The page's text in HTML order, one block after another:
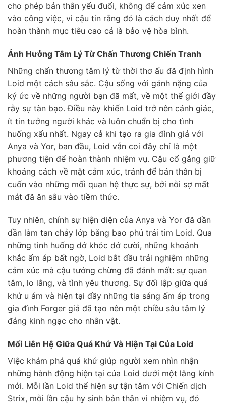
cho phép bản thân yếu đuối, không để cảm xúc xen
vào công việc, vì cậu tin rằng đó là cách duy nhất để
hoàn thành mục tiêu cao cả là bảo vệ hòa bình.
Ảnh Hưởng Tâm Lý Từ Chấn Thương Chiến Tranh
Những chấn thương tâm lý từ thời thơ ấu đã định hình
Loid một cách sâu sắc. Cậu sống với gánh nặng của
ký ức về những người bạn đã mất, về một thế giới đầy
rẫy sự tàn bạo. Điều này khiến Loid trở nên cảnh giác,
ít tin tưởng người khác và luôn chuẩn bị cho tình
huống xấu nhất. Ngay cả khi tạo ra gia đình giả với
Anya và Yor, ban đầu, Loid vẫn coi đây chỉ là một
phương tiện để hoàn thành nhiệm vụ. Cậu cố gắng giữ
khoảng cách về mặt cảm xúc, tránh để bản thân bị
cuốn vào những mối quan hệ thực sự, bởi nỗi sợ mất
mát đã ăn sâu vào tiềm thức.
Tuy nhiên, chính sự hiện diện của Anya và Yor đã dần
dần làm tan chảy lớp băng bao phủ trái tim Loid. Qua
những tình huống dở khóc dở cười, những khoảnh
khắc ấm áp bất ngờ, Loid bắt đầu trải nghiệm những
cảm xúc mà cậu tưởng chừng đã đánh mất: sự quan
tâm, lo lắng, và tình yêu thương. Sự đối lập giữa quá
khứ u ám và hiện tại đầy những tia sáng ấm áp trong
gia đình Forger giả đã tạo nên một chiều sâu tâm lý
đáng kinh ngạc cho nhân vật.
Mối Liên Hệ Giữa Quá Khứ Và Hiện Tại Của Loid
Việc khám phá quá khứ giúp người xem nhìn nhận
những hành động hiện tại của Loid dưới một lăng kính
mới. Mỗi lần Loid thể hiện sự tận tâm với Chiến dịch
Strix, mỗi lần cậu hy sinh bản thân vì nhiệm vụ, đó